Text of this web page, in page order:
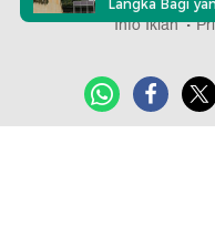
Info Iklan
Langka Bagi